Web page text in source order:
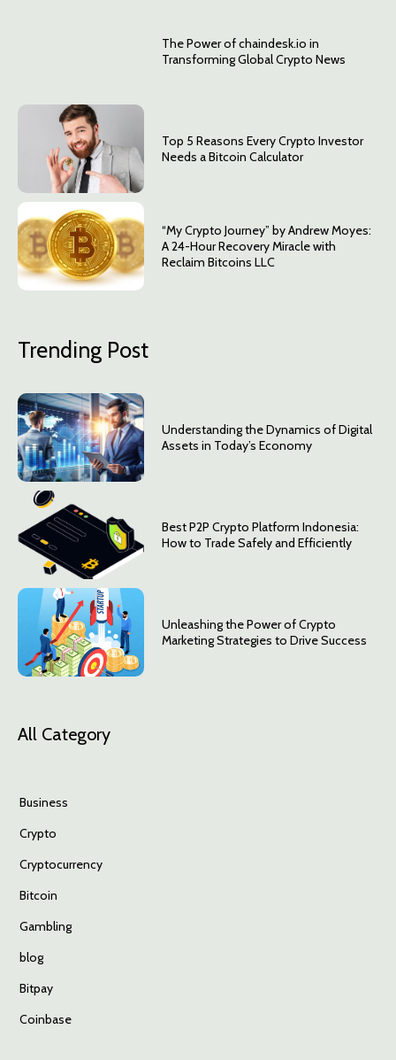
The Power of chaindesk.io in
Transforming Global Crypto News
Top 5 Reasons Every Crypto Investor
Needs a Bitcoin Calculator
“My Crypto Journey” by Andrew Moyes:
A 24-Hour Recovery Miracle with
Reclaim Bitcoins LLC
Trending Post
Understanding the Dynamics of Digital
Assets in Today’s Economy
Best P2P Crypto Platform Indonesia:
How to Trade Safely and Efficiently
Unleashing the Power of Crypto
Marketing Strategies to Drive Success
All Category
Business
Crypto
Cryptocurrency
Bitcoin
Gambling
blog
Bitpay
Coinbase